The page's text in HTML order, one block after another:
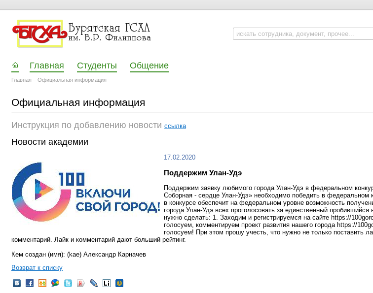
Главная Студенты Общение
Главная Официальная информация
Официальная информация
Инструкция по добавлению новости ссылка
Новости академии
17.02.2020
Поддержим Улан-Удэ
Поддержим заявку любимого города Улан-Удэ в федеральном
Соборная - сердце Улан-Удэ» необходимо победить в федеральном
в конкурсе обеспечит на федеральном уровне возможность
города Улан-Удэ всех проголосовать за единственный пробившийся
нужно сделать: 1. Заходим и регистрируемся на сайте https://
голосуем, комментируем проект развития нашего города https://
голосуем! При этом прошу учесть, что нужно не только поставить
комментарий. Лайк и комментарий дают больший рейтинг.
Кем создан (имя): (kae) Александр Карначев
Возврат к списку